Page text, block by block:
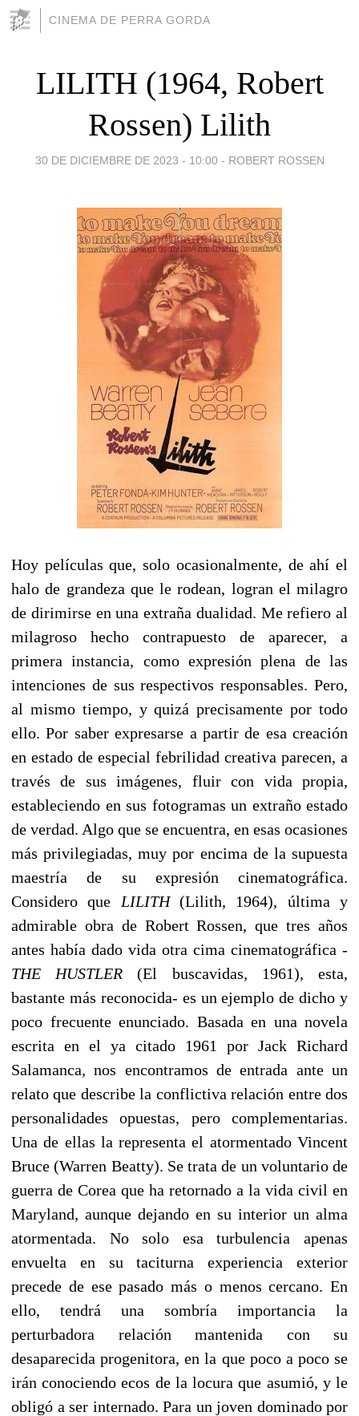
CINEMA DE PERRA GORDA
LILITH (1964, Robert
Rossen) Lilith
30 DE DICIEMBRE DE 2023 - 10:00 - ROBERT ROSSEN
Hoy películas que, solo ocasionalmente, de ahí el
halo de grandeza que le rodean, logran el milagro
de dirimirse en una extraña dualidad. Me refiero al
milagroso hecho contrapuesto de aparecer, a
primera instancia, como expresión plena de las
intenciones de sus respectivos responsables. Pero,
al mismo tiempo, y quizá precisamente por todo
ello. Por saber expresarse a partir de esa creación
en estado de especial febrilidad creativa parecen, a
través de sus imágenes, fluir con vida propia,
estableciendo en sus fotogramas un extraño estado
de verdad. Algo que se encuentra, en esas ocasiones
más privilegiadas, muy por encima de la supuesta
maestría de su expresión cinematográfica.
Considero que LILITH(Lilith, 1964), última y
admirable obra de Robert Rossen, que tres años
antes había dado vida otra cima cinematográfica -
THE HUSTLER (El buscavidas, 1961), esta,
bastante más reconocida- es un ejemplo de dicho y
poco frecuente enunciado. Basada en una novela
escrita en el ya citado 1961 por Jack Richard
Salamanca, nos encontramos de entrada ante un
relato que describe la conflictiva relación entre dos
personalidades opuestas, pero complementarias.
Una de ellas la representa el atormentado Vincent
Bruce (Warren Beatty). Se trata de un voluntario de
guerra de Corea que ha retornado a la vida civil en
Maryland, aunque dejando en su interior un alma
atormentada. No solo esa turbulencia apenas
envuelta en su taciturna experiencia exterior
precede de ese pasado más o menos cercano. En
ello, tendrá una sombría importancia la
perturbadora relación mantenida con su
desaparecida progenitora, en la que poco a poco se
irán conociendo ecos de la locura que asumió, y le
obligó a ser internado. Para un joven dominado por